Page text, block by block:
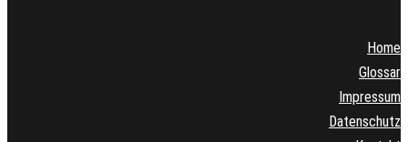
Home
Glossar
Impressum
Datenschutz